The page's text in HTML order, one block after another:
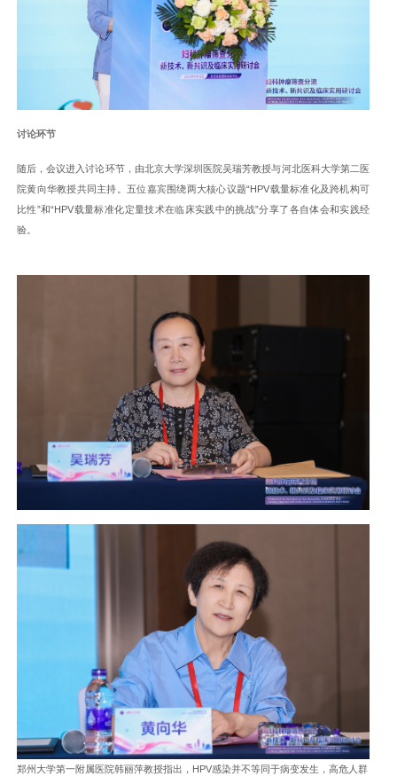
讨论环节
随后，会议进入讨论环节，由北京大学深圳医院吴瑞芳教授与河北医科大学第二医
院黄向华教授共同主持。五位嘉宾围绕两大核心议题“HPV载量标准化及跨机构可
比性”和“HPV载量标准化定量技术在临床实践中的挑战”分享了各自体会和实践经
验。
郑州大学第一附属医院韩丽萍教授指出，HPV感染并不等同于病变发生，高危人群